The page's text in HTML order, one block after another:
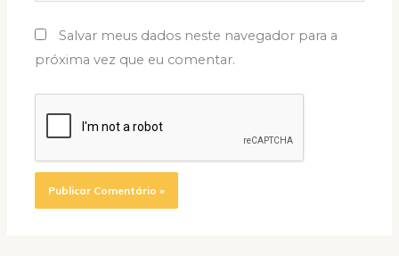
Salvar meus dados neste navegador para a
próxima vez que eu comentar.